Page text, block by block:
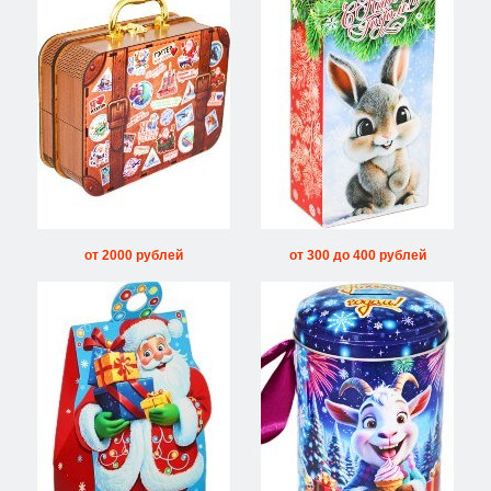
от 2000 рублей от 300 до 400 рублей